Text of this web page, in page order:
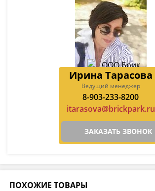
Ирина Тарасова
Ведущий менеджер
8-903-233-8200
itarasova@brickpark.ru
ЗАКАЗАТЬ ЗВОНОК
ПОХОЖИЕ ТОВАРЫ